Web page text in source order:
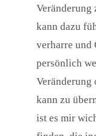
kann dazu
verharre und
persönlich
Veränderung
kann zu
ist es mir